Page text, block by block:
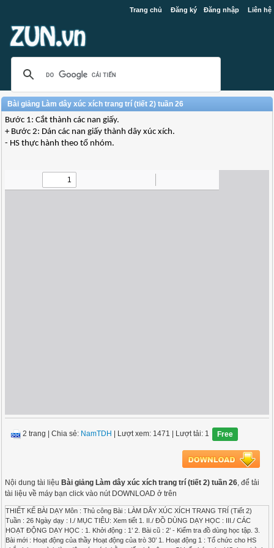
Trang chủ Đăng ký Đăng nhập Liên hệ
Bài giảng Làm dây xúc xích trang trí (tiết 2) tuần 26
Bước 1: Cắt thành các nan giấy.
+ Bước 2: Dán các nan giấy thành dây xúc xích.
- HS thực hành theo tổ nhóm.
2 trang |Chia sẻ: NamTDH | Lượt xem: 1471 | Lượt tải: 1 Free
Nội dung tài liệu Bài giảng Làm dây xúc xích trang trí (tiết 2) tuần 26, để tải
tài liệu về máy bạn click vào nút DOWNLOAD ở trên
THIẾT KẾ BÀI DẠY Môn : Thủ công Bài : LÀM DÂY XÚC XÍCH TRANG TRÍ (Tiết 2)
Tuần : 26 Ngày dạy : I./ MỤC TIÊU: Xem tiết 1. II./ ĐỒ DÙNG DẠY HỌC : III./ CÁC
HOẠT ĐỘNG DẠY HỌC : 1. Khởi động : 1’ 2. Bài cũ : 2’ - Kiểm tra đồ dùng học tập. 3.
Bài mới : Hoạt động của thầy Hoạt động của trò 30’ 1. Hoạt động 1 : Tổ chức cho HS